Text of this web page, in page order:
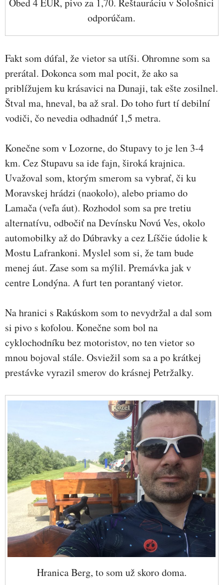
odporúčam.
Fakt som dúfal, že vietor sa utíši. Ohromne som sa
prerátal. Dokonca som mal pocit, že ako sa
priblížujem ku krásavici na Dunaji, tak ešte zosilnel.
Štval ma, hneval, ba až sral. Do toho furt tí debilní
vodiči, čo nevedia odhadnúť 1,5 metra.
Konečne som v Lozorne, do Stupavy to je len 3-4
km. Cez Stupavu sa ide fajn, široká krajnica.
Uvažoval som, ktorým smerom sa vybrať, či ku
Moravskej hrádzi (naokolo), alebo priamo do
Lamača (veľa áut). Rozhodol som sa pre tretiu
alternatívu, odbočiť na Devínsku Novú Ves, okolo
automobilky až do Dúbravky a cez Líščie údolie k
Mostu Lafrankoni. Myslel som si, že tam bude
menej áut. Zase som sa mýlil. Premávka jak v
centre Londýna. A furt ten porantaný vietor.
Na hranici s Rakúskom som to nevydržal a dal som
si pivo s kofolou. Konečne som bol na
cyklochodníku bez motoristov, no ten vietor so
mnou bojoval stále. Osviežil som sa a po krátkej
prestávke vyrazil smerov do krásnej Petržalky.
Hranica Berg, to som už skoro doma.